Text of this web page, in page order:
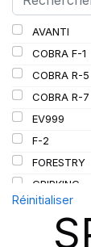
AVANTI
COBRA F-1
COBRA R-5
COBRA R-7
EV999
F-2
FORESTRY
GRIPKING
GRIPKING HD
GRIPKING R-1
Réinitialiser